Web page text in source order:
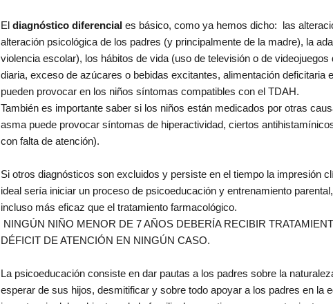
El diagnóstico diferencial es básico, como ya hemos dicho: las
alteración psicológica de los padres (y principalmente de la madre), la
violencia escolar), los hábitos de vida (uso de televisión o de
diaria, exceso de azúcares o bebidas excitantes, alimentación
pueden provocar en los niños síntomas compatibles con el TDAH.
También es importante saber si los niños están medicados por otras
asma puede provocar síntomas de hiperactividad, ciertos
con falta de atención).
Si otros diagnósticos son excluidos y persiste en el tiempo la impresión
ideal sería iniciar un proceso de psicoeducación y entrenamiento
incluso más eficaz que el tratamiento farmacológico.
NINGÚN NIÑO MENOR DE 7 AÑOS DEBERÍA RECIBIR
DÉFICIT DE ATENCIÓN EN NINGÚN CASO.
La psicoeducación consiste en dar pautas a los padres sobre la
esperar de sus hijos, desmitificar y sobre todo apoyar a los padres en la